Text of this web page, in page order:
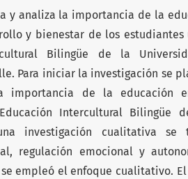
y analiza la importancia de la
y bienestar de los
Bilingüe de la
Para iniciar la investigación se
importancia de la educación
Intercultural Bilingüe
investigación cualitativa se
regulación emocional y
empleó el enfoque cualitativo.